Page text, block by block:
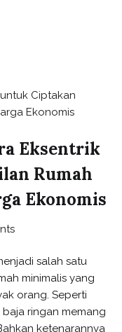
Eksentrik
Rumah
Ekonomis
salah satu
minimalis yang
orang. Seperti
ringan memang
ketenarannya